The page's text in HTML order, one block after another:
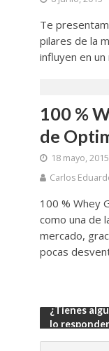
Te
pilares de la
influyen en
100 %
de
18 mayo, 2015
Carlos
100 % Whey
como una de
mercado,
pocas
¿Tienes
lo